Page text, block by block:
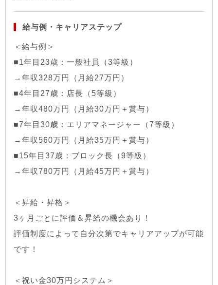
給与例・キャリアステップ
＜給与例＞
■1年目23歳：一般社員（3等級）
→年収328万円（月給27万円）
■4年目27歳：店長（5等級）
→年収480万円（月給30万円＋賞与）
■7年目30歳：エリアマネージャー（7等級）
→年収560万円（月給35万円＋賞与）
■15年目37歳：ブロック長（9等級）
→年収780万円（月給45万円＋賞与）
＜昇給・昇格＞
3ヶ月ごとに評価＆昇給の機会あり！
評価制度によって自分次第でキャリアアップが可能
です！
＜祝い金30万円システム＞